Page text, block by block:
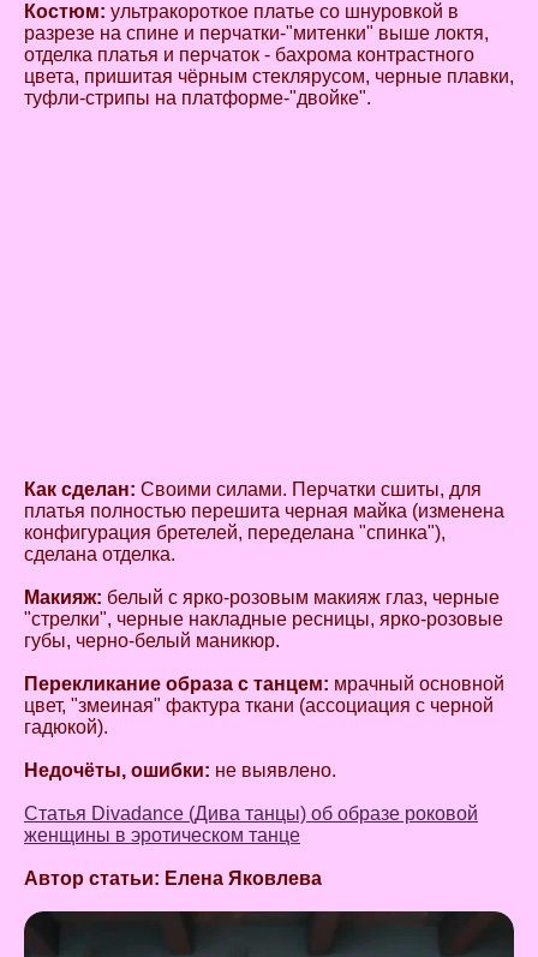
Костюм: ультракороткое платье со шнуровкой в
разрезе на спине и перчатки-"митенки" выше локтя,
отделка платья и перчаток - бахрома контрастного
цвета, пришитая чёрным стеклярусом, черные плавки,
туфли-стрипы на платформе-"двойке".
Как сделан: Своими силами. Перчатки сшиты, для
платья полностью перешита черная майка (изменена
конфигурация бретелей, переделана "спинка"),
сделана отделка.
Макияж: белый с ярко-розовым макияж глаз, черные
"стрелки", черные накладные ресницы, ярко-розовые
губы, черно-белый маникюр.
Перекликание образа с танцем: мрачный основной
цвет, "змеиная" фактура ткани (ассоциация с черной
гадюкой).
Недочёты, ошибки: не выявлено.
Статья Divadance (Дива танцы) об образе роковой
женщины в эротическом танце
Автор статьи: Елена Яковлева